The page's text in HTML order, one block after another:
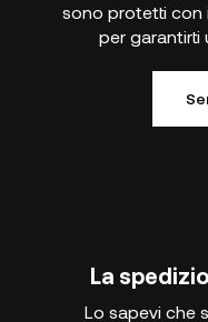
sono protetti con
per garantirti
La
Lo sapevi che